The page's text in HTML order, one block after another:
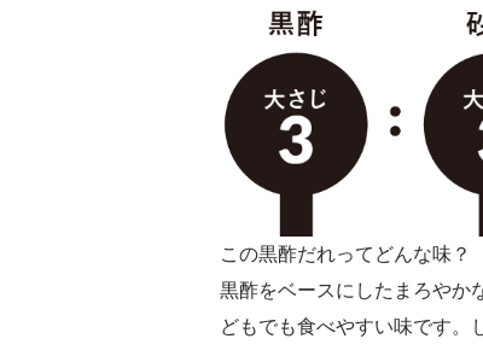
この黒酢だれってどんな味？
黒酢をベースにしたまろやか
どもでも食べやすい味です。